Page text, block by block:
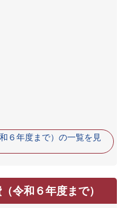
６年度まで）の一覧を見
令和６年度まで）